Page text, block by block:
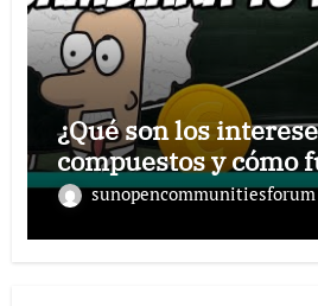
¿Qué son los
compuestos y cómo